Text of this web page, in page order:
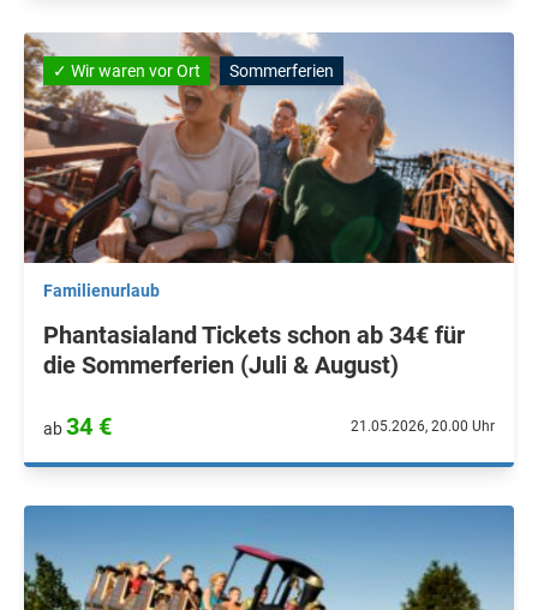
✓ Wir waren vor Ort Sommerferien
Familienurlaub
Phantasialand Tickets schon ab 34€ für
die Sommerferien (Juli & August)
ab34 € 21.05.2026, 20.00 Uhr